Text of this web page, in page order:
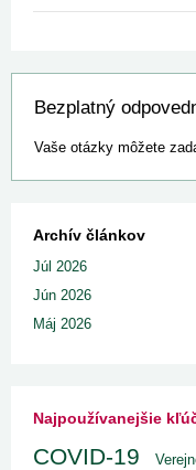
Bezplatný
Vaše otázky môžete
Archív článkov
Júl 2026
Jún 2026
Máj 2026
Najpoužívanejšie
COVID-19